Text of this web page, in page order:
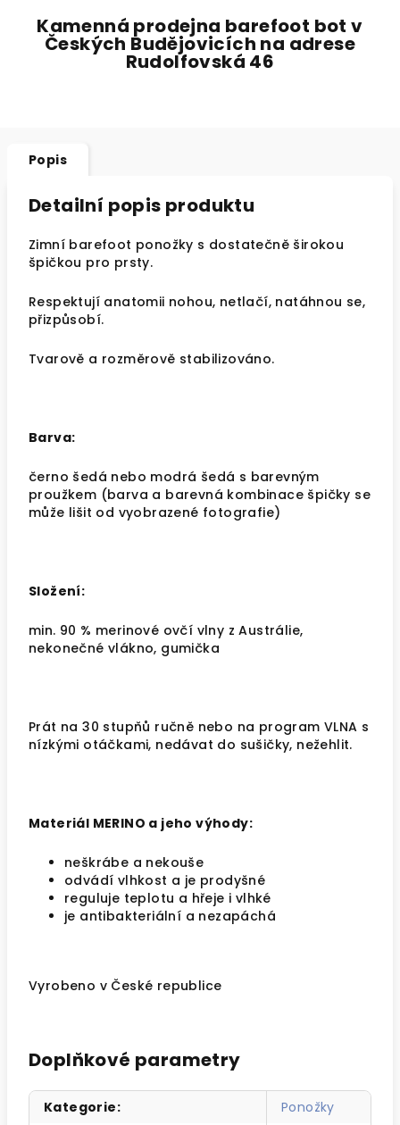
Kamenná prodejna barefoot bot v
Českých Budějovicích na adrese
Rudolfovská 46
Popis
Detailní popis produktu
Zimní barefoot ponožky s dostatečně širokou
špičkou pro prsty.
Respektují anatomii nohou, netlačí, natáhnou se,
přizpůsobí.
Tvarově a rozměrově stabilizováno.
Barva:
černo šedá nebo modrá šedá s barevným
proužkem (barva a barevná kombinace špičky se
může lišit od vyobrazené fotografie)
Složení:
min. 90 % merinové ovčí vlny z Austrálie,
nekonečné vlákno, gumička
Prát na 30 stupňů ručně nebo na program VLNA s
nízkými otáčkami, nedávat do sušičky, nežehlit.
Materiál MERINO a jeho výhody:
neškrábe a nekouše
odvádí vlhkost a je prodyšné
reguluje teplotu a hřeje i vlhké
je antibakteriální a nezapáchá
Vyrobeno v České republice
Doplňkové parametry
Kategorie:
Ponožky